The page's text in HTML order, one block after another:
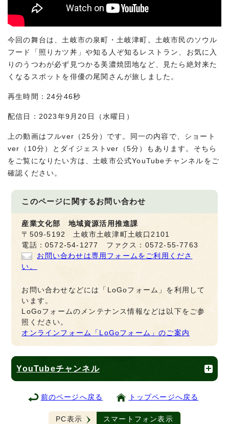
今回の舞台は、土岐市の泉町・土岐津町。土岐市民のソウル
フード「照りカツ丼」や知る人ぞ知るレストラン、お気に入
りのうつわが必ず見つかる美濃焼団地など、見たら絶対来た
くなるスポットを俳優の尾関さんが旅しました。
再生時間：24分46秒
配信日：2023年9月20日（水曜日）
上の動画はフルver（25分）です。同一の内容で、ショート
ver（10分）とダイジェストver（5分）もあります。そちら
をご覧になりたい方は、土岐市公式YouTubeチャンネルをご
確認ください。
このページに関するお問い合わせ
産業文化部 地域資源活用推進課
〒509-5192 土岐市土岐津町土岐口2101
電話：0572-54-1277 ファクス：0572-55-7763
お問い合わせは専用フォームをご利用くださ
い。
お問い合わせなどには「LoGoフォーム」を利用して
います。
LoGoフォームのメンテナンス情報などは以下をご参
照ください。
オンラインフォーム「LoGoフォーム」のご案内
YouTubeチャンネル
前のページへ戻る トップページへ戻る
PC表示 スマートフォン表示